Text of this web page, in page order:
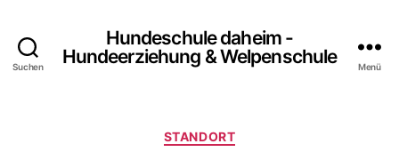
Suchen
Hundeschule daheim -
Hundeerziehung & Welpenschule
Menü
Kategorien
STANDORT